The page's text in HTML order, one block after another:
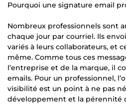
Pourquoi une signature email
Nombreux professionnels sont
chaque jour par courriel. Ils
variés à leurs collaborateurs, et
même. Comme tous ces
l’entreprise et de la marque, il
emails. Pour un professionnel,
visibilité est un point à ne pas
développement et la pérennité